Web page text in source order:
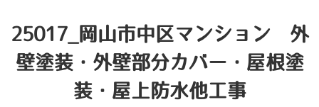
25017_岡山市中区マンション 外
壁塗装・外壁部分カバー・屋根塗
装・屋上防水他工事